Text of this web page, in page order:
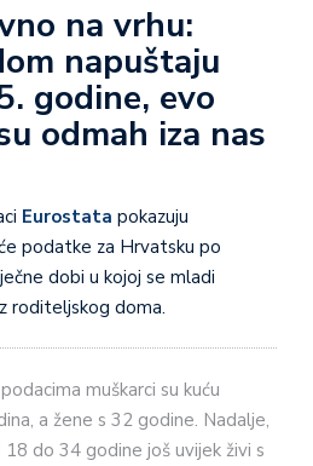
na vrhu:
napuštaju
godine, evo
odmah iza nas
Eurostata pokazuju
podatke za Hrvatsku po
dobi u kojoj se mladi
roditeljskog doma.
muškarci su kuću
a žene s 32 godine. Nadalje,
do 34 godine još uvijek živi s